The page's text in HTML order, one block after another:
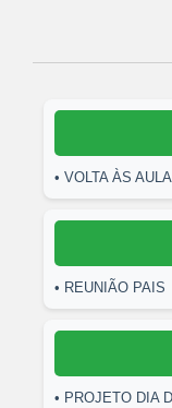
• VOLTA ÀS
• REUNIÃO PAIS
• PROJETO DIA